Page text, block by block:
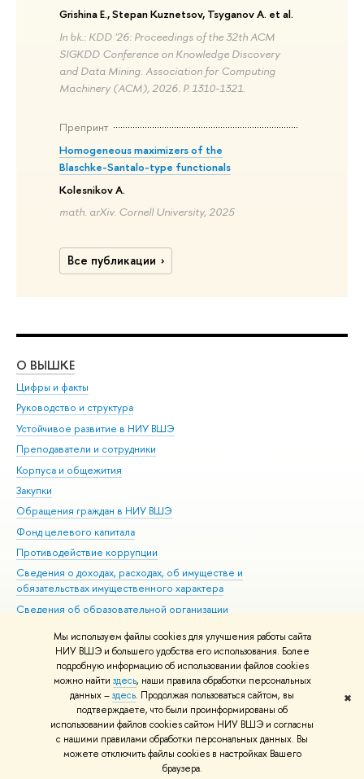
Мы используем файлы cookies для улучшения работы сайта
НИУ ВШЭ и большего удобства его использования. Более
подробную информацию об использовании файлов cookies
можно найти здесь, наши правила обработки персональных
данных –здесь. Продолжая пользоваться сайтом, вы
подтверждаете, что были проинформированы об
использовании файлов cookies сайтом НИУ ВШЭ и согласны
с нашими правилами обработки персональных данных. Вы
можете отключить файлы cookies в настройках Вашего
браузера.
✖
Grishina E., Stepan Kuznetsov, Tsyganov A. et al.
In bk.: KDD '26: Proceedings of the 32th ACM
SIGKDD Conference on Knowledge Discovery
and Data Mining. Association for Computing
Machinery (ACM), 2026. P. 1310-1321.
Препринт
Homogeneous maximizers of the
Blaschke-Santalo-type functionals
Kolesnikov A.
math. arXiv. Cornell University, 2025
Все публикации
О ВЫШКЕ
Цифры и факты
Руководство и структура
Устойчивое развитие в НИУ ВШЭ
Преподаватели и сотрудники
Корпуса и общежития
Закупки
Обращения граждан в НИУ ВШЭ
Фонд целевого капитала
Противодействие коррупции
Сведения о доходах, расходах, об имуществе и
обязательствах имущественного характера
Сведения об образовательной организации
Людям с ограниченными возможностями здоровья
Единая платежная страница
Работа в Вышке
© НИУ ВШЭ 1993–2026 Адреса и контакты Условия использования
материалов Политика конфиденциальности Карта сайта
Шрифты HSE Sans и HSE Slab разработаны вШколе дизайна НИУ ВШЭ